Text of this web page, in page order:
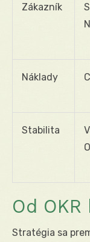
Zákazník
Náklady
Stabilita
Od
Stratégia sa